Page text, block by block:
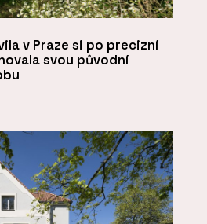
v Praze si po precizní
svou původní